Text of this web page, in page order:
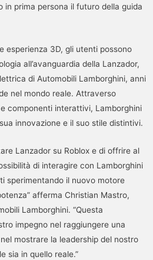
in prima persona il futuro della guida
esperienza 3D, gli utenti possono
all’avanguardia della Lanzador,
di Automobili Lamborghini, anni
nel mondo reale. Attraverso
componenti interattivi, Lamborghini
innovazione e il suo stile distintivi.
Lanzador su Roblox e di offrire al
di interagire con Lamborghini
sperimentando il nuovo motore
afferma Christian Mastro,
Lamborghini. “Questa
impegno nel raggiungere una
mostrare la leadership del nostro
sia in quello reale.”